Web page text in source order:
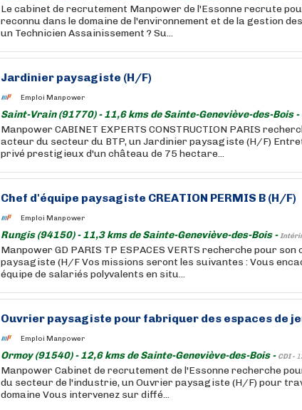
Le cabinet de recrutement Manpower de l'Essonne recrute
reconnu dans le domaine de l'environnement et de la gestion
un Technicien Assainissement ? Su...
Jardinier paysagiste (H/F)
Emploi Manpower
Saint-Vrain (91770) - 11,6 kms de Sainte-Geneviève-des-Bois -
Manpower CABINET EXPERTS CONSTRUCTION PARIS
acteur du secteur du BTP, un Jardinier paysagiste (H/F)
privé prestigieux d'un château de 75 hectare...
Chef d'équipe paysagiste CREATION PERMIS B (H/F)
Emploi Manpower
Rungis (94150) - 11,3 kms de Sainte-Geneviève-des-Bois -
Manpower GD PARIS TP ESPACES VERTS recherche pour
paysagiste (H/F Vos missions seront les suivantes : Vous
équipe de salariés polyvalents en situ...
Ouvrier paysagiste pour fabriquer des espaces de
Emploi Manpower
Ormoy (91540) - 12,6 kms de Sainte-Geneviève-des-Bois - CDI -
Manpower Cabinet de recrutement de l'Essonne recherche
du secteur de l'industrie, un Ouvrier paysagiste (H/F) pour
domaine Vous intervenez sur diffé...